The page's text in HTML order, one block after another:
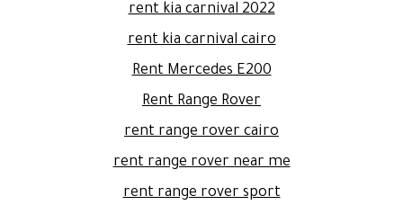
rent kia carnival 2022
rent kia carnival cairo
Rent Mercedes E200
Rent Range Rover
rent range rover cairo
rent range rover near me
rent range rover sport